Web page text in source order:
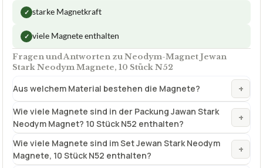
✓ starke Magnetkraft
✓ viele Magnete enthalten
Fragen und Antworten zu Neodym-Magnet Jewan
Stark Neodym Magnete, 10 Stück N52
Aus welchem Material bestehen die Magnete? +
Wie viele Magnete sind in der Packung Jawan Stark
Neodym Magnet? 10 Stück N52 enthalten?
+
Wie viele Magnete sind im Set Jewan Stark Neodym
Magnete, 10 Stück N52 enthalten?
+